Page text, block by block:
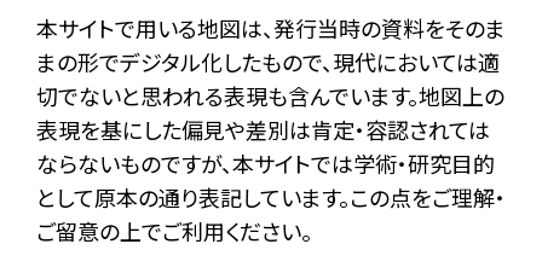
本サイトで用いる地図は、発行当時の資料をそのま
まの形でデジタル化したもので、現代においては適
切でないと思われる表現も含んでいます。地図上の
表現を基にした偏見や差別は肯定・容認されては
ならないものですが、本サイトでは学術・研究目的
として原本の通り表記しています。この点をご理解・
ご留意の上でご利用ください。